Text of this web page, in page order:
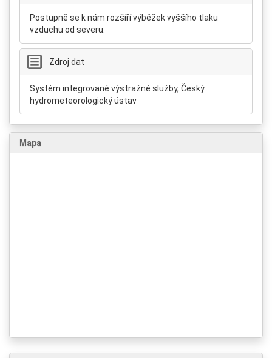
Postupně se k nám rozšíří výběžek vyššího tlaku
vzduchu od severu.
Zdroj dat
Systém integrované výstražné služby, Český
hydrometeorologický ústav
Mapa